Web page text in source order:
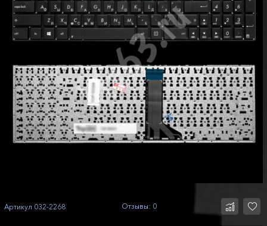
Артикул 032-2268 Отзывы: 0